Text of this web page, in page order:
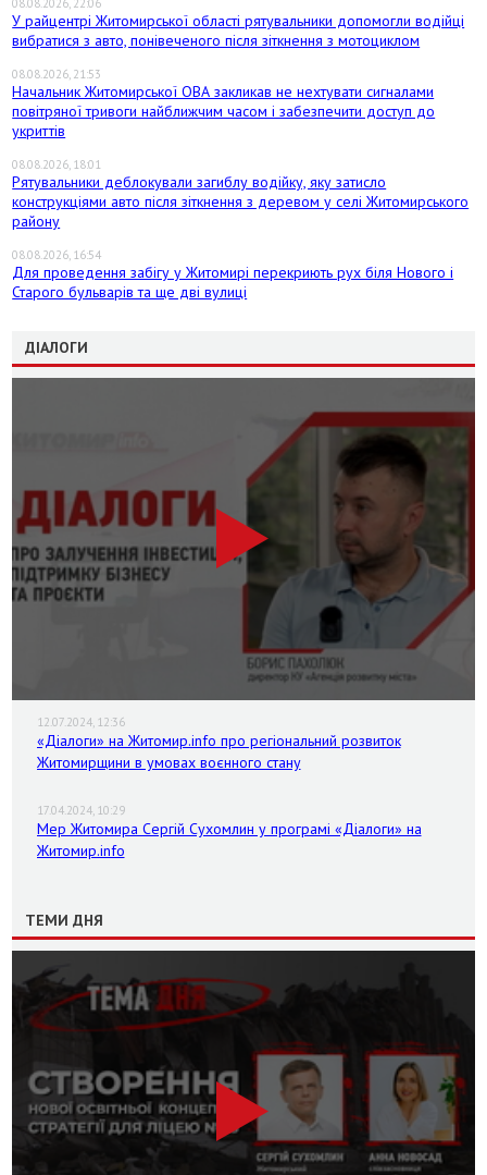
08.08.2026, 22:06
У райцентрі Житомирської області рятувальники допомогли водійці
вибратися з авто, понівеченого після зіткнення з мотоциклом
08.08.2026, 21:53
Начальник Житомирської ОВА закликав не нехтувати сигналами
повітряної тривоги найближчим часом і забезпечити доступ до
укриттів
08.08.2026, 18:01
Рятувальники деблокували загиблу водійку, яку затисло
конструкціями авто після зіткнення з деревом у селі Житомирського
району
08.08.2026, 16:54
Для проведення забігу у Житомирі перекриють рух біля Нового і
Старого бульварів та ще дві вулиці
ДІАЛОГИ
12.07.2024, 12:36
«Діалоги» на Житомир.info про регіональний розвиток
Житомирщини в умовах воєнного стану
17.04.2024, 10:29
Мер Житомира Сергій Сухомлин у програмі «Діалоги» на
Житомир.info
ТЕМИ ДНЯ